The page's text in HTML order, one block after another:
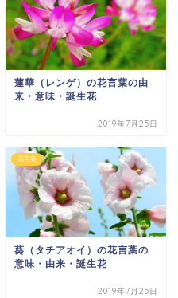
蓮華（レンゲ）の花言葉の由
来・意味・誕生花
2019年7月25日
花言葉
葵（タチアオイ）の花言葉の
意味・由来・誕生花
2019年7月25日